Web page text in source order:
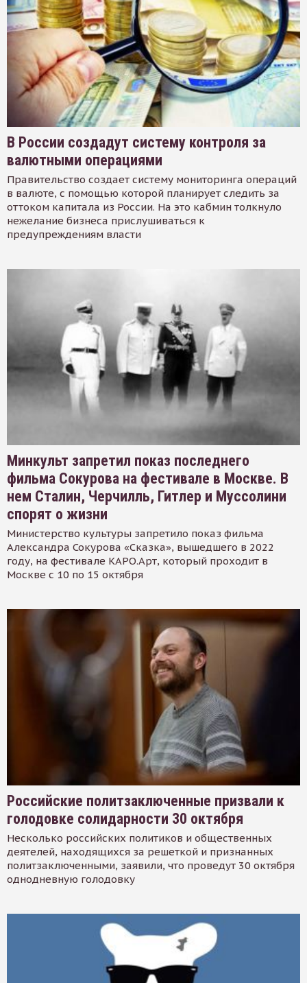
В России создадут систему контроля за
валютными операциями
Правительство создает систему мониторинга операций
в валюте, с помощью которой планирует следить за
оттоком капитала из России. На это кабмин толкнуло
нежелание бизнеса прислушиваться к
предупреждениям власти
Минкульт запретил показ последнего
фильма Сокурова на фестивале в Москве. В
нем Сталин, Черчилль, Гитлер и Муссолини
спорят о жизни
Министерство культуры запретило показ фильма
Александра Сокурова «Сказка», вышедшего в 2022
году, на фестивале КАРО.Арт, который проходит в
Москве с 10 по 15 октября
Российские политзаключенные призвали к
голодовке солидарности 30 октября
Несколько российских политиков и общественных
деятелей, находящихся за решеткой и признанных
политзаключенными, заявили, что проведут 30 октября
однодневную голодовку